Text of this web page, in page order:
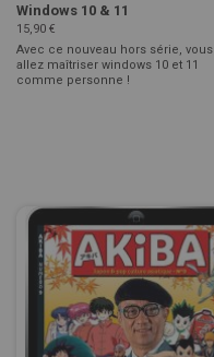
Windows 10 & 11
15,90 €
Avec ce nouveau hors série, vous
allez maîtriser windows 10 et 11
comme personne !